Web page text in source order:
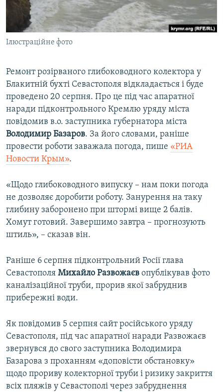
ВІДЕОУРОКИ «ELIFBE»
СВІДЧЕННЯ ОКУПАЦІЇ
УКРАЇНСЬКА ПРОБЛЕМА КРИМУ
Русский
Qırımtatar
Усі сайти RFE/RL
Ілюстраційне фото
Ремонт розірваного глибоководного колектора у
Блакитній бухті Севастополя відкладається і буде
проведено 20 серпня. Про це під час апаратної
наради підконтрольного Кремлю уряду міста
повідомив в.о. заступника губернатора міста
Володимир Базаров. За його словами, раніше
провести роботи заважала погода, пише «РИА
Новости Крым».
«Щодо глибоководного випуску – нам поки погода
не дозволяє доробити роботу. Занурення на таку
глибину заборонено при штормі вище 2 балів.
Хомут готовий. Завершимо завтра – прогнозують
штиль», – сказав він.
Раніше 6 серпня підконтрольний Росії глава
Севастополя Михайло Развожаєв опублікував фото
каналізаційної труби, прорив якої забруднив
прибережні води.
Як повідомив 5 серпня сайт російського уряду
Севастополя, під час апаратної наради Развожаєв
звернувся до свого заступника Володимира
Базарова з проханням «доповісти обстановку»
щодо прориву колекторної труби і ризику закриття
всіх пляжів у Севастополі через забруднення